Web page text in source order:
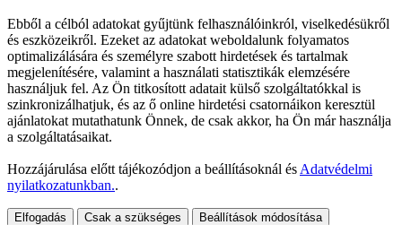
Ebből a célból adatokat gyűjtünk felhasználóinkról, viselkedésükről
és eszközeikről. Ezeket az adatokat weboldalunk folyamatos
optimalizálására és személyre szabott hirdetések és tartalmak
megjelenítésére, valamint a használati statisztikák elemzésére
használjuk fel. Az Ön titkosított adatait külső szolgáltatókkal is
szinkronizálhatjuk, és az ő online hirdetési csatornáikon keresztül
ajánlatokat mutathatunk Önnek, de csak akkor, ha Ön már használja
a szolgáltatásaikat.
Hozzájárulása előtt tájékozódjon a beállításoknál és Adatvédelmi
nyilatkozatunkban..
Elfogadás Csak a szükséges Beállítások módosítása